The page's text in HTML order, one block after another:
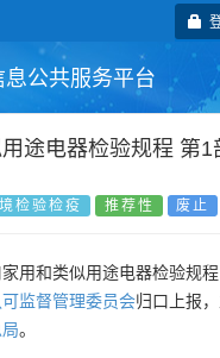
公共服务平台
行业标准
企业标准
技术委员会
途电器检验规程 第1
检验检疫 推荐性 废止
用和类似用途电器检验规
监督管理委员会归口上报
。